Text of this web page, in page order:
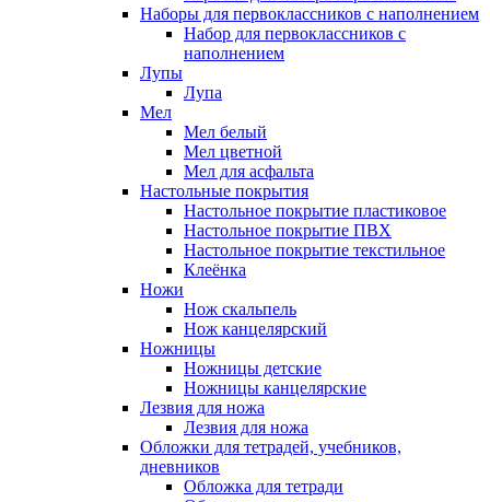
Наборы для первоклассников с наполнением
Набор для первоклассников с
наполнением
Лупы
Лупа
Мел
Мел белый
Мел цветной
Мел для асфальта
Настольные покрытия
Настольное покрытие пластиковое
Настольное покрытие ПВХ
Настольное покрытие текстильное
Клеёнка
Ножи
Нож скальпель
Нож канцелярский
Ножницы
Ножницы детские
Ножницы канцелярские
Лезвия для ножа
Лезвия для ножа
Обложки для тетрадей, учебников,
дневников
Обложка для тетради